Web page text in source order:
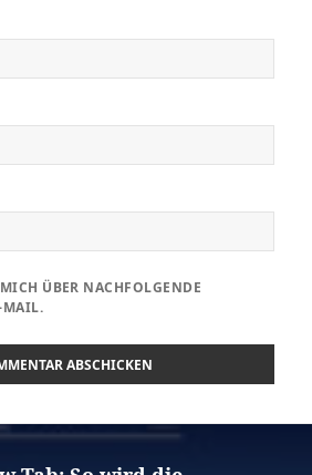
ÜBER NACHFOLGENDE
MAIL.